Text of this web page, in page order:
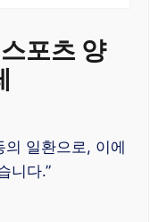
스포츠 양
의 일환으로, 이에
니다.”